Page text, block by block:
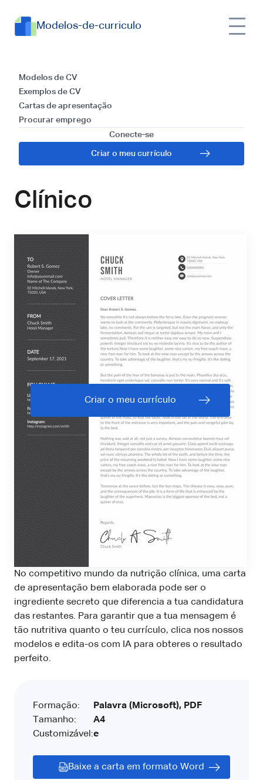
Modelos-de-curriculo
Modelos de CV
Exemplos de CV
Cartas de apresentação
Procurar emprego
Conecte-se
Criar o meu currículo
Modelos e Guia para
Redigir uma Carta
de Apresentação
para Nutricionista
Clínico
Criar o meu currículo
No competitivo mundo da nutrição clínica, uma carta
de apresentação bem elaborada pode ser o
ingrediente secreto que diferencia a tua candidatura
das restantes. Para garantir que a tua mensagem é
tão nutritiva quanto o teu currículo, clica nos nossos
modelos e edita-os com IA para obteres o resultado
perfeito.
Formação:
Tamanho:
Customizável:
Palavra (Microsoft), PDF
A4
e
Baixe a carta em formato Word